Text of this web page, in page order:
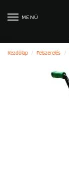
MENÜ
Kezdőlap
/ Felszerelés /